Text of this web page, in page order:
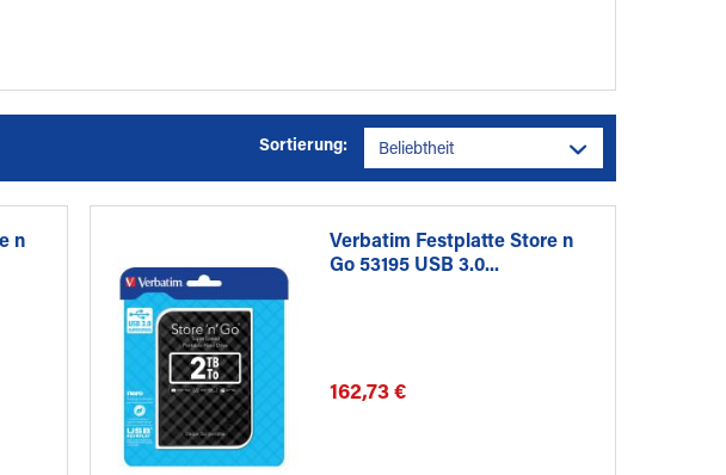
Sortierung:
n
Verbatim Festplatte Store n
Go 53195 USB 3.0...
162,73 €